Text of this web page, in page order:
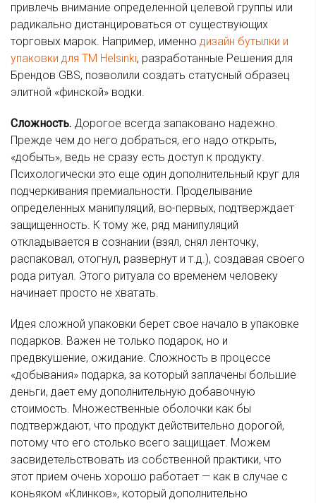
привлечь внимание определенной целевой группы или
радикально дистанцироваться от существующих
торговых марок. Например, именно дизайн бутылки и
упаковки для ТМ Helsinki, разработанные Решения для
Брендов GBS, позволили создать статусный образец
элитной «финской» водки.
Сложность. Дорогое всегда запаковано надежно.
Прежде чем до него добраться, его надо открыть,
«добыть», ведь не сразу есть доступ к продукту.
Психологически это еще один дополнительный круг для
подчеркивания премиальности. Проделывание
определенных манипуляций, во-первых, подтверждает
защищенность. К тому же, ряд манипуляций
откладывается в сознании (взял, снял ленточку,
распаковал, отогнул, развернут и т.д.), создавая своего
рода ритуал. Этого ритуала со временем человеку
начинает просто не хватать.
Идея сложной упаковки берет свое начало в упаковке
подарков. Важен не только подарок, но и
предвкушение, ожидание. Сложность в процессе
«добывания» подарка, за который заплачены большие
деньги, дает ему дополнительную добавочную
стоимость. Множественные оболочки как бы
подтверждают, что продукт действительно дорогой,
потому что его столько всего защищает. Можем
засвидетельствовать из собственной практики, что
этот прием очень хорошо работает — как в случае с
коньяком «Клинков», который дополнительно